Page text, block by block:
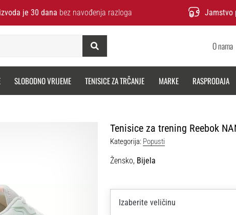
je 30 dana bez navođenja razloga Jamstvo
O nama
SLOBODNO VRIJEME TENISICE ZA TRČANJE MARKE RASPRODAJA
Tenisice za trening Reebok
Kategorija: Popusti
Žensko, Bijela
Izaberite veličinu